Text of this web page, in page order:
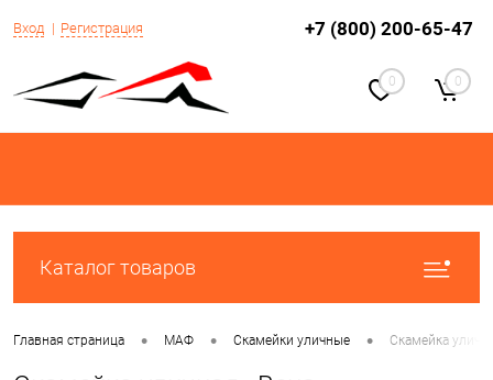
Вход Регистрация +7 (800) 200-65-47
0 0
Каталог товаров
Главная страница • МАФ • Скамейки уличные • Скамейка